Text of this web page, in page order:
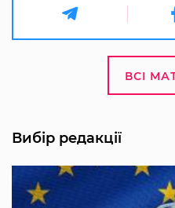
ВСІ
Вибір редакції